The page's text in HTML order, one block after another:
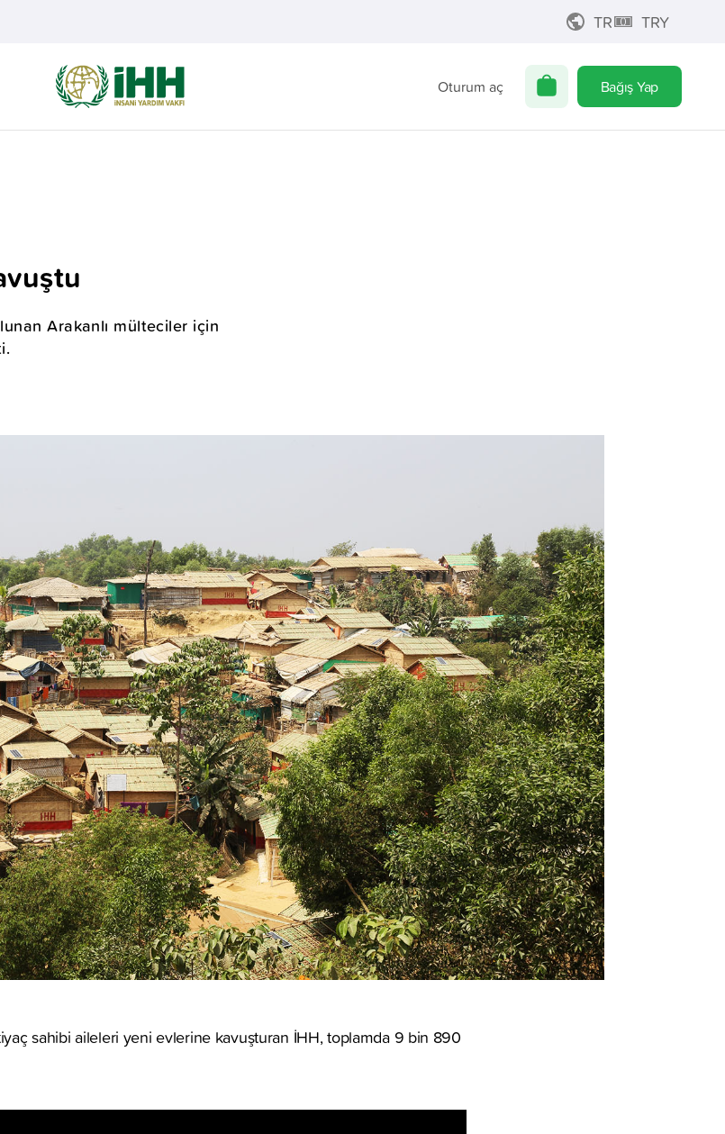
TR TRY
Oturum aç Bağış Yap
Arakanlı mülteciler için
sahibi aileleri yeni evlerine kavuşturan İHH, toplamda 9 bin 890